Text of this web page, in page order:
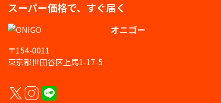
スーパー価格で、すぐ届く
オニゴー
〒154-0011
東京都世田谷区上馬1-17-5